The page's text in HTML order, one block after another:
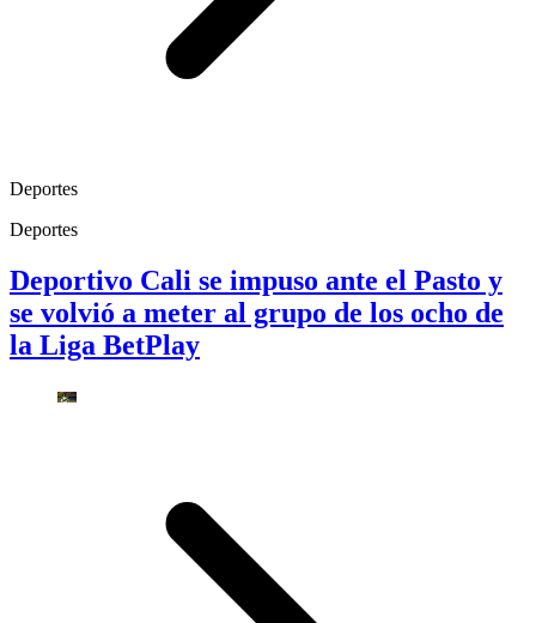
Deportes
Deportes
Deportivo Cali se impuso ante el Pasto y
se volvió a meter al grupo de los ocho de
la Liga BetPlay